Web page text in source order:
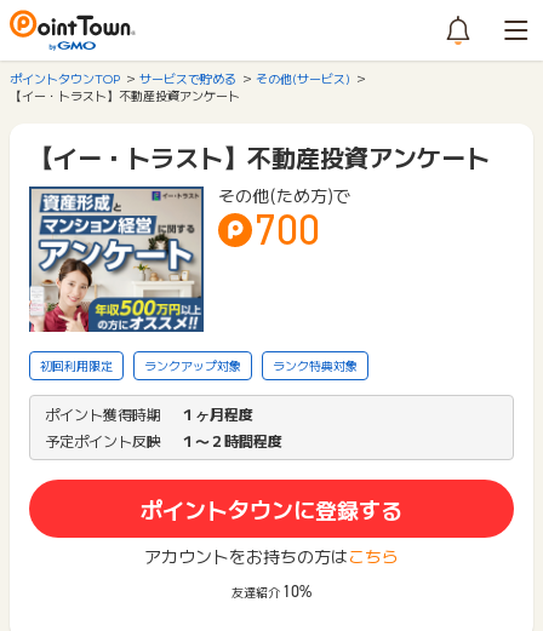
ポイントタウンTOP サービスで貯める
その他(サービス)
【イー・トラスト】不動産投資アンケート
【イー・トラスト】不動産投資アンケート
その他(ため方)で
700
初回利用限定 ランクアップ対象 ランク特典対象
ポイント獲得時期
１ヶ月程度
予定ポイント反映
１〜２時間程度
ポイントタウンに登録する
アカウントをお持ちの方はこちら
友達紹介 10%